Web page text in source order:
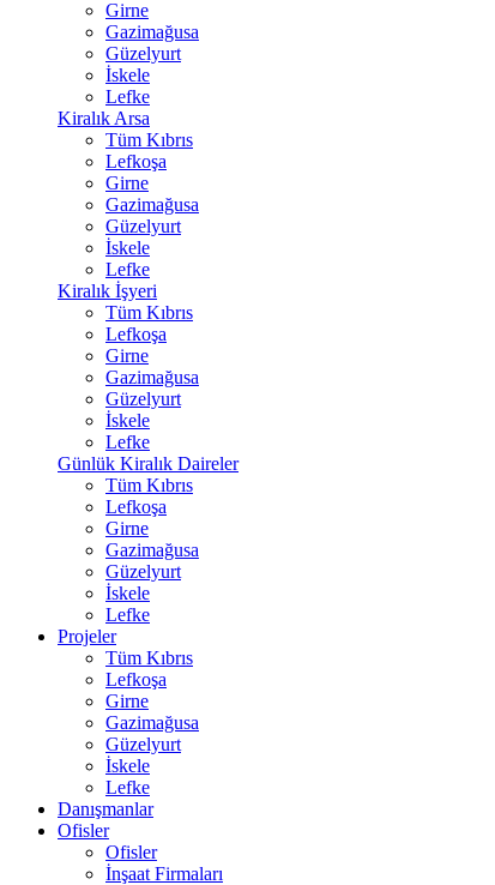
Girne
Gazimağusa
Güzelyurt
İskele
Lefke
Kiralık Arsa
Tüm Kıbrıs
Lefkoşa
Girne
Gazimağusa
Güzelyurt
İskele
Lefke
Kiralık İşyeri
Tüm Kıbrıs
Lefkoşa
Girne
Gazimağusa
Güzelyurt
İskele
Lefke
Günlük Kiralık Daireler
Tüm Kıbrıs
Lefkoşa
Girne
Gazimağusa
Güzelyurt
İskele
Lefke
Projeler
Tüm Kıbrıs
Lefkoşa
Girne
Gazimağusa
Güzelyurt
İskele
Lefke
Danışmanlar
Ofisler
Ofisler
İnşaat Firmaları